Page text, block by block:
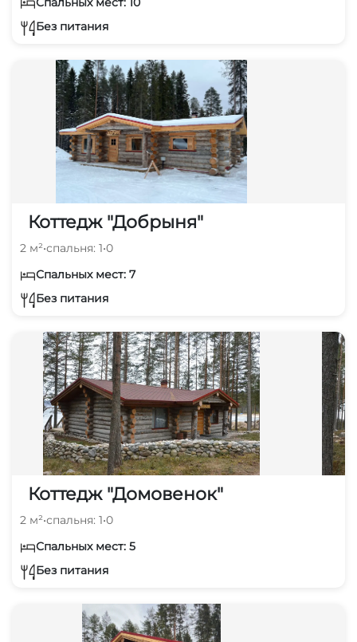
Без питания
Коттедж "Добрыня"
2 м²•спальня: 1•0
Спальных мест: 7
Без питания
Коттедж "Домовенок"
2 м²•спальня: 1•0
Спальных мест: 5
Без питания